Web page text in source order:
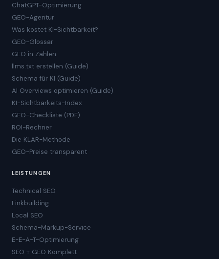
ChatGPT-Optimierung
GEO-Agentur
Was kostet KI-Sichtbarkeit?
GEO-Glossar
GEO in Zahlen
llms.txt erstellen (Guide)
Schema für KI (Guide)
AI Overviews optimieren (Guide)
KI-Sichtbarkeits-Index
GEO-Checkliste (PDF)
ROI-Rechner
Die KLAR-Methode
GEO-Preise transparent
LEISTUNGEN
Technical SEO
Linkbuilding
Local SEO
Schema-Markup-Service
E-E-A-T-Optimierung
SEO + GEO Komplett